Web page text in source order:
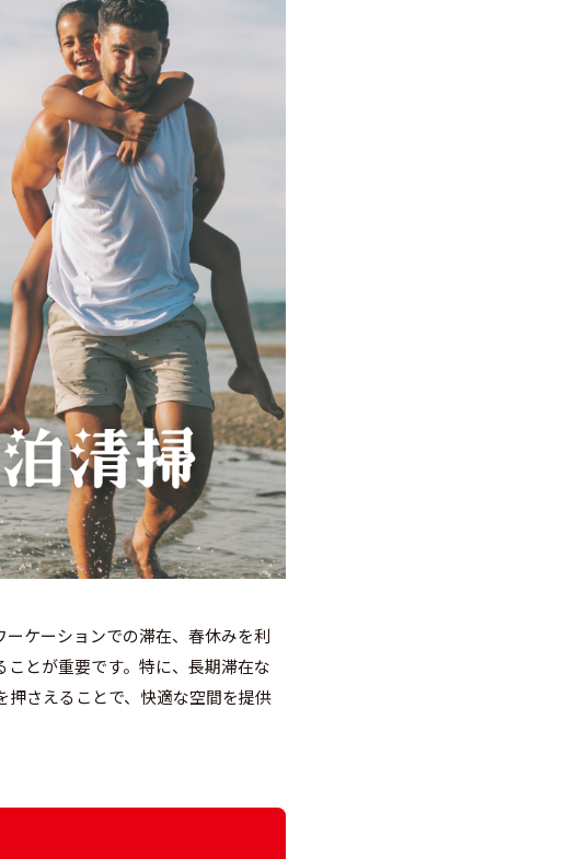
ケーションでの滞在、春休みを利
とが重要です。特に、長期滞在な
押さえることで、快適な空間を提供